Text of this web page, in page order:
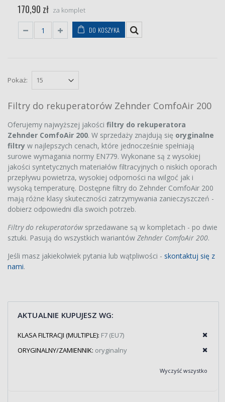
170,90 zł za komplet
DO KOSZYKA
Pokaż:
Filtry do rekuperatorów Zehnder ComfoAir 200
Oferujemy najwyższej jakości filtry do rekuperatora
Zehnder ComfoAir 200. W sprzedaży znajdują się oryginalne
filtry w najlepszych cenach, które jednocześnie spełniają
surowe wymagania normy EN779. Wykonane są z wysokiej
jakości syntetycznych materiałów filtracyjnych o niskich oporach
przepływu powietrza, wysokiej odporności na wilgoć jak i
wysoką temperaturę. Dostępne filtry do Zehnder ComfoAir 200
mają różne klasy skuteczności zatrzymywania zanieczyszczeń -
dobierz odpowiedni dla swoich potrzeb.
Filtry do rekuperatorówsprzedawane są w kompletach - po dwie
sztuki. Pasują do wszystkich wariantów Zehnder ComfoAir 200.
Jeśli masz jakiekolwiek pytania lub wątpliwości - skontaktuj się z
nami.
AKTUALNIE KUPUJESZ WG:
KLASA FILTRACJI (MULTIPLE): F7 (EU7)
ORYGINALNY/ZAMIENNIK: oryginalny
Wyczyść wszystko